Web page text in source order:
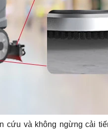
cứu và không ngừng cải